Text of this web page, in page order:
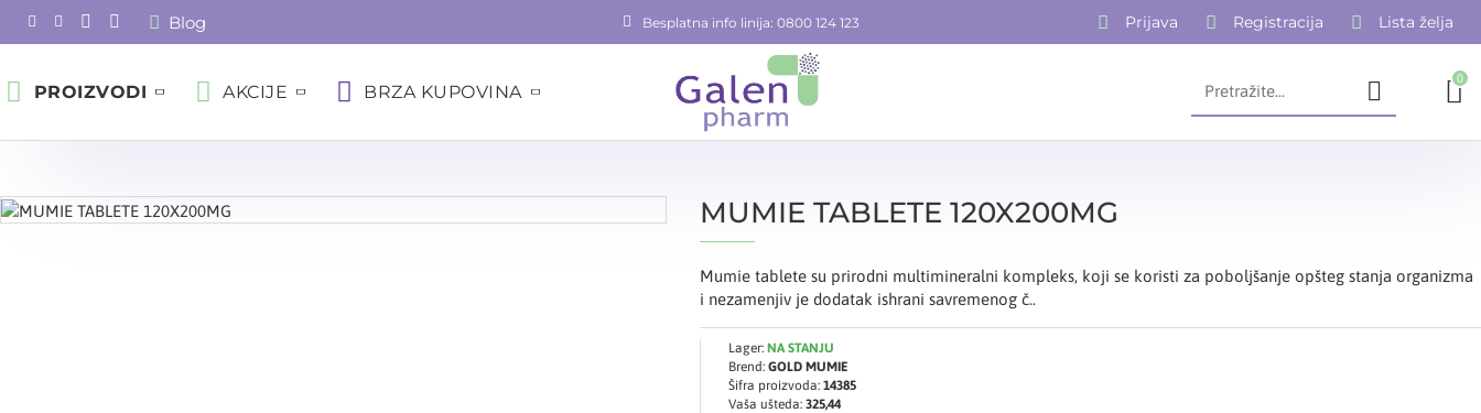
Blog Besplatna info linija: 0800 124 123 Prijava Registracija Lista želja
PROIZVODI AKCIJE BRZA KUPOVINA
0
MUMIE TABLETE 120X200MG
Mumie tablete su prirodni multimineralni kompleks, koji se koristi za poboljšanje opšteg stanja organizma
i nezamenjiv je dodatak ishrani savremenog č..
Lager: NA STANJU
Brend: GOLD MUMIE
Šifra proizvoda: 14385
Vaša ušteda: 325,44